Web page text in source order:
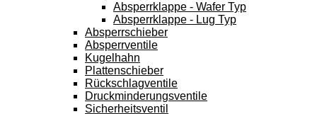
Absperrklappe - Wafer Typ
Absperrklappe - Lug Typ
Absperrschieber
Absperrventile
Kugelhahn
Plattenschieber
Rückschlagventile
Druckminderungsventile
Sicherheitsventil